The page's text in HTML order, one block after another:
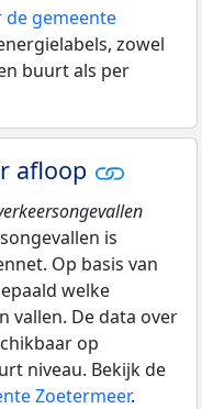
gemeente
zowel
buurt als per
afloop
is
Op basis van
welke
vallen. De data over
op
niveau. Bekijk de
Zoetermeer.